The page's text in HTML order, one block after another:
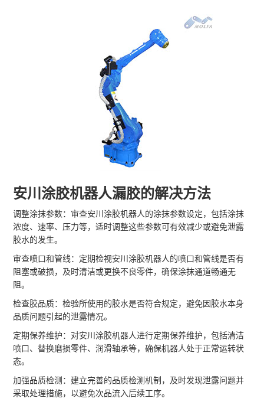
安川涂胶机器人漏胶的解决方法
调整涂抹参数：审查安川涂胶机器人的涂抹参数设定，包括涂抹
浓度、速率、压力等，适时调整这些参数可有效减少或避免泄露
胶水的发生。
审查喷口和管线：定期检视安川涂胶机器人的喷口和管线是否有
阻塞或破损，及时清洁或更换不良零件，确保涂抹通道畅通无
阻。
检查胶品质：检验所使用的胶水是否符合规定，避免因胶水本身
品质问题引起的泄露情况。
定期保养维护：对安川涂胶机器人进行定期保养维护，包括清洁
喷口、替换磨损零件、润滑轴承等，确保机器人处于正常运转状
态。
加强品质检测：建立完善的品质检测机制，及时发现泄露问题并
采取处理措施，以避免次品流入后续工序。